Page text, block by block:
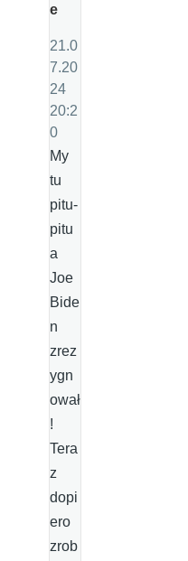
e
21.0
7.20
24
20:2
0
My
tu
pitu-
pitu
a
Joe
Bide
n
zrez
ygn
ował
!
Tera
z
dopi
ero
zrob